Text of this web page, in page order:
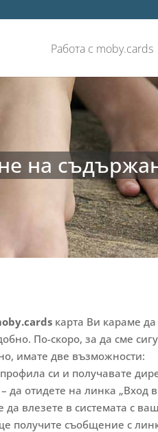
Работа с moby.cards
на
карта Ви караме
По-скоро, за да сме
имате две възможности:
си и получавате
да отидете на линка
влезете в системата с
получите съобщение с